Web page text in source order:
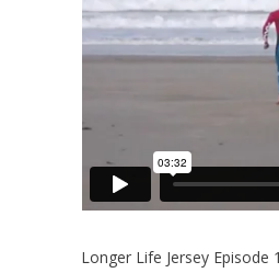
Longer Life Jersey Episode 1